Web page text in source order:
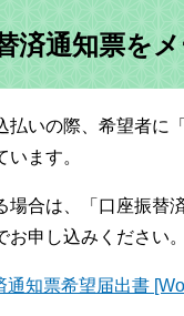
済通知票を
払いの際、希望者に
います。
場合は、「口座振替
お申し込みください。
通知票希望届出書